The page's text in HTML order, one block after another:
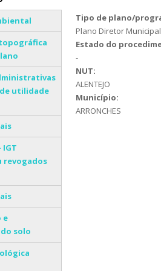
utilidade
revogados
e
solo
Tipo de plano/
Plano Diretor Municipal
Estado do
-
NUT:
ALENTEJO
Município:
ARRONCHES